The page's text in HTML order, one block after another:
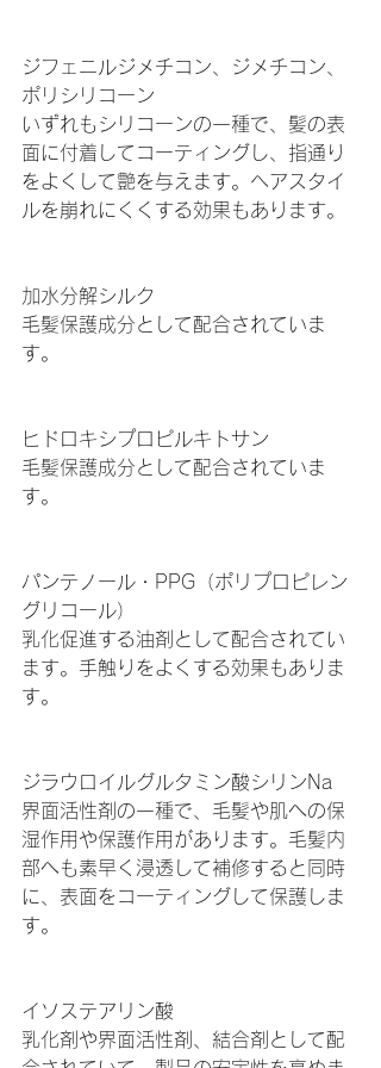
ジフェニルジメチコン、ジメチコン、
ポリシリコーン
いずれもシリコーンの一種で、髪の表
面に付着してコーティングし、指通り
をよくして艶を与えます。ヘアスタイ
ルを崩れにくくする効果もあります。
加水分解シルク
毛髪保護成分として配合されていま
す。
ヒドロキシプロピルキトサン
毛髪保護成分として配合されていま
す。
パンテノール・PPG（ポリプロピレン
グリコール）
乳化促進する油剤として配合されてい
ます。手触りをよくする効果もありま
す。
ジラウロイルグルタミン酸シリンNa
界面活性剤の一種で、毛髪や肌への保
湿作用や保護作用があります。毛髪内
部へも素早く浸透して補修すると同時
に、表面をコーティングして保護しま
す。
イソステアリン酸
乳化剤や界面活性剤、結合剤として配